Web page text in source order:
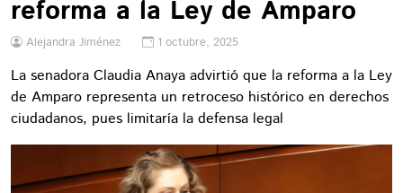
reforma a la Ley de Amparo
Alejandra Jiménez 1 octubre, 2025
La senadora Claudia Anaya advirtió que la reforma a la Ley
de Amparo representa un retroceso histórico en derechos
ciudadanos, pues limitaría la defensa legal